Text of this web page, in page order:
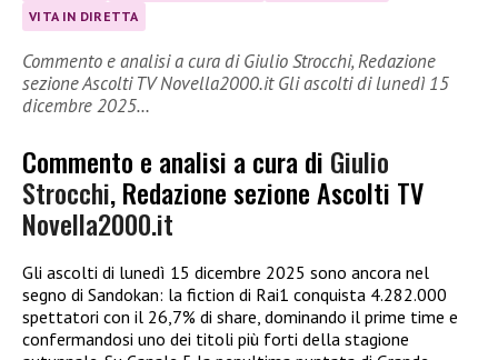
VITA IN DIRETTA
Commento e analisi a cura di Giulio Strocchi, Redazione
sezione Ascolti TV Novella2000.it Gli ascolti di lunedì 15
dicembre 2025…
Commento e analisi a cura di Giulio
Strocchi, Redazione sezione Ascolti TV
Novella2000.it
Gli ascolti di lunedì 15 dicembre 2025 sono ancora nel
segno di Sandokan: la fiction di Rai1 conquista 4.282.000
spettatori con il 26,7% di share, dominando il prime time e
confermandosi uno dei titoli più forti della stagione